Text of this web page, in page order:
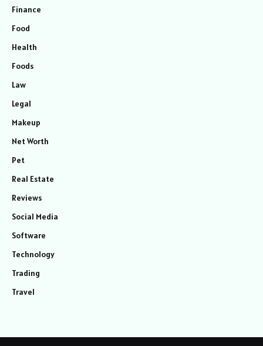
Finance
Food
Health
Foods
Law
Legal
Makeup
Net Worth
Pet
Real Estate
Reviews
Social Media
Software
Technology
Trading
Travel